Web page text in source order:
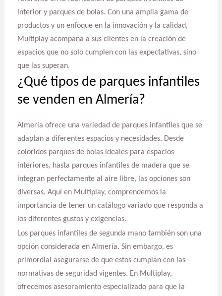
interior y parques de bolas. Con una amplia gama de
productos y un enfoque en la innovación y la calidad,
Multiplay acompaña a sus clientes en la creación de
espacios que no solo cumplen con las expectativas, sino
que las superan.
¿Qué tipos de parques infantiles
se venden en Almería?
Almería ofrece una variedad de parques infantiles que se
adaptan a diferentes espacios y necesidades. Desde
coloridos parques de bolas ideales para espacios
interiores, hasta parques infantiles de madera que se
integran perfectamente al aire libre, las opciones son
diversas. Aquí en Multiplay, comprendemos la
importancia de tener un catálogo variado que responda a
los diferentes gustos y exigencias.
Los parques infantiles de segunda mano también son una
opción considerada en Almería. Sin embargo, es
primordial asegurarse de que estos cumplan con las
normativas de seguridad vigentes. En Multiplay,
ofrecemos asesoramiento especializado para que la